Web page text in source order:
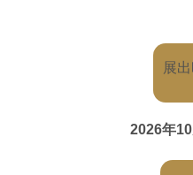
安徽泰独特食
河南余同
展出
2026年